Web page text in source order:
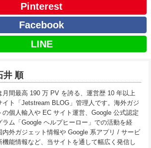
Pinterest
Facebook
LINE
井 順
月間最高 190 万 PV を誇る、運営歴 10 年以上
イト「Jetstream BLOG」管理人です。海外ガジ
の個人輸入や EC サイト運営、Google 公式認定
ラム「Google ヘルプヒーロー」での活動を経
内外ガジェット情報や Google 系アプリ / サービ
機能情報など、当サイトを通して幅広く発信し